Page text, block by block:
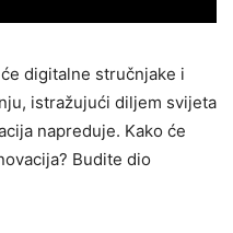
digitalne stručnjake i
istražujući diljem svijeta
napreduje. Kako će
Budite dio